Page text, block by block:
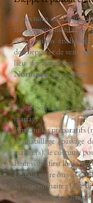
Nous nous déplaçons
frais supplémentaire)
nous serions
deDieppeet de venir
lieu de réception
Normand. Bien
Nous pouvons vous
mariage :
Pendant les préparatifs
A l'habillage (passage
mariée(s), le costume
Pour votre first look
Durant votre ou vos
Si vous souhaitez faire
Tout au long de votre